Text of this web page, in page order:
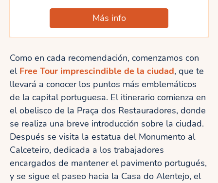
Más info
Como en cada recomendación, comenzamos con
el Free Tour imprescindible de la ciudad, que te
llevará a conocer los puntos más emblemáticos
de la capital portuguesa. El itinerario comienza en
el obelisco de la Praça dos Restauradores, donde
se realiza una breve introducción sobre la ciudad.
Después se visita la estatua del Monumento al
Calceteiro, dedicada a los trabajadores
encargados de mantener el pavimento portugués,
y se sigue el paseo hacia la Casa do Alentejo, el